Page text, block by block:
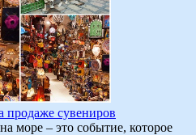
продаже сувениров
море – это событие, которое